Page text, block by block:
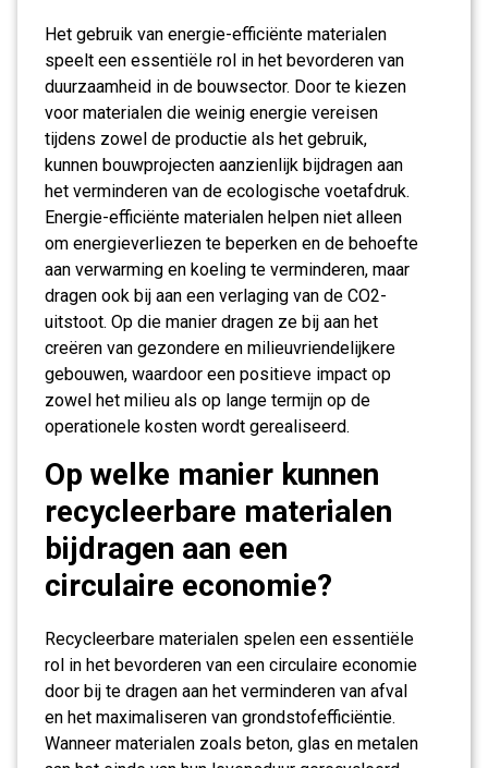
Het gebruik van energie-efficiënte materialen
speelt een essentiële rol in het bevorderen van
duurzaamheid in de bouwsector. Door te kiezen
voor materialen die weinig energie vereisen
tijdens zowel de productie als het gebruik,
kunnen bouwprojecten aanzienlijk bijdragen aan
het verminderen van de ecologische voetafdruk.
Energie-efficiënte materialen helpen niet alleen
om energieverliezen te beperken en de behoefte
aan verwarming en koeling te verminderen, maar
dragen ook bij aan een verlaging van de CO2-
uitstoot. Op die manier dragen ze bij aan het
creëren van gezondere en milieuvriendelijkere
gebouwen, waardoor een positieve impact op
zowel het milieu als op lange termijn op de
operationele kosten wordt gerealiseerd.
Op welke manier kunnen
recycleerbare materialen
bijdragen aan een
circulaire economie?
Recycleerbare materialen spelen een essentiële
rol in het bevorderen van een circulaire economie
door bij te dragen aan het verminderen van afval
en het maximaliseren van grondstofefficiëntie.
Wanneer materialen zoals beton, glas en metalen